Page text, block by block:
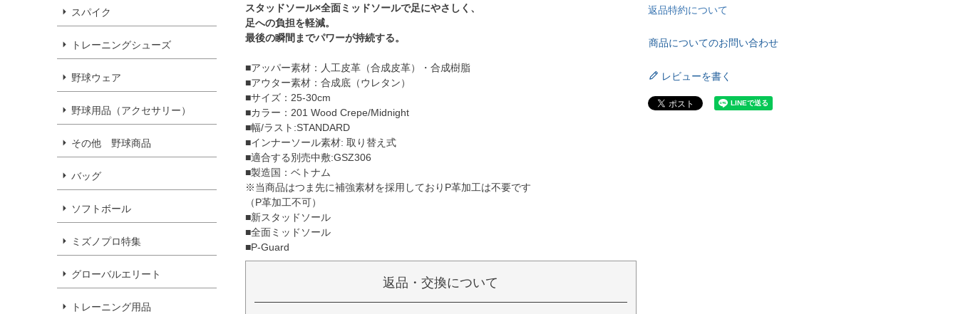
スパイク
トレーニングシューズ
野球ウェア
野球用品（アクセサリー）
その他 野球商品
バッグ
ソフトボール
ミズノプロ特集
グローバルエリート
トレーニング用品
スタッドソール×全面ミッドソールで足にやさしく、
足への負担を軽減。
最後の瞬間までパワーが持続する。
■アッパー素材：人工皮革（合成皮革）・合成樹脂
■アウター素材：合成底（ウレタン）
■サイズ：25-30cm
■カラー：201 Wood Crepe/Midnight
■幅/ラスト:STANDARD
■インナーソール素材: 取り替え式
■適合する別売中敷:GSZ306
■製造国：ベトナム
※当商品はつま先に補強素材を採用しておりP革加工は不要です
（P革加工不可）
■新スタッドソール
■全面ミッドソール
■P-Guard
返品・交換について
返品特約について
商品についてのお問い合わせ
レビューを書く